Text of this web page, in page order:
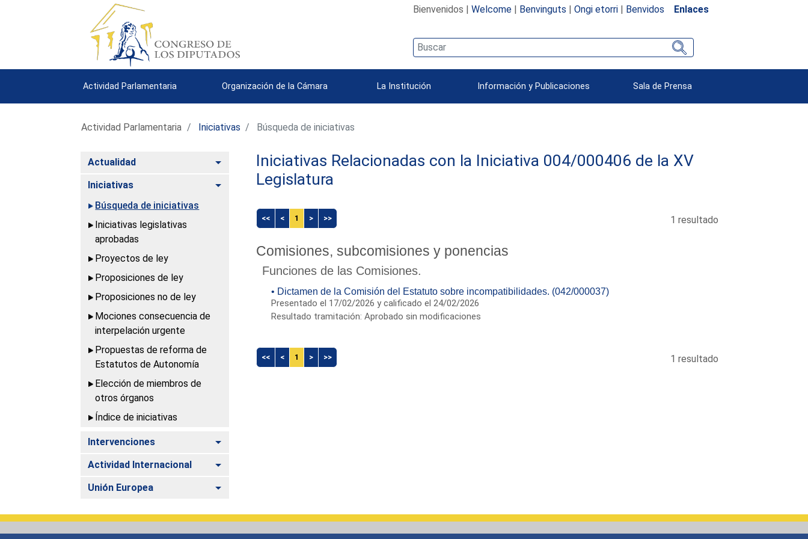
Bienvenidos | Welcome| Benvinguts | Ongi etorri| Benvidos Enlaces
Actividad Parlamentaria Organización de la Cámara La Institución Información y Publicaciones Sala de Prensa
Actividad Parlamentaria Iniciativas Búsqueda de iniciativas
Actualidad Alternar
Iniciativas
Alternar
Búsqueda de iniciativas
Iniciativas legislativas
aprobadas
Proyectos de ley
Proposiciones de ley
Proposiciones no de ley
Mociones consecuencia de
interpelación urgente
Propuestas de reforma de
Estatutos de Autonomía
Elección de miembros de
otros órganos
Índice de iniciativas
Intervenciones Alternar
Actividad Internacional Alternar
Unión Europea Alternar
Iniciativas Relacionadas con la Iniciativa 004/000406 de la XV
Legislatura
<< < 1 > >> 1 resultado
Comisiones, subcomisiones y ponencias
Funciones de las Comisiones.
• Dictamen de la Comisión del Estatuto sobre incompatibilidades. (042/000037)
Presentado el 17/02/2026 y calificado el 24/02/2026
Resultado tramitación: Aprobado sin modificaciones
<< < 1 > >> 1 resultado